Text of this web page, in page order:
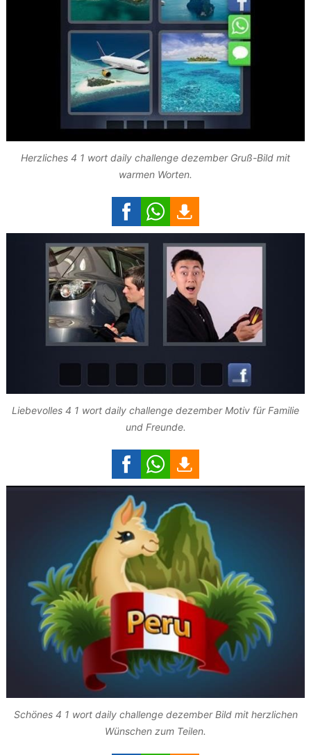
Herzliches 4 1 wort daily challenge dezember Gruß-Bild mit
warmen Worten.
Liebevolles 4 1 wort daily challenge dezember Motiv für Familie
und Freunde.
Schönes 4 1 wort daily challenge dezember Bild mit herzlichen
Wünschen zum Teilen.